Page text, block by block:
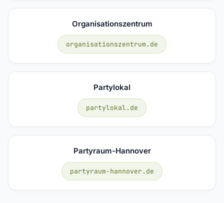
Organisationszentrum
organisationszentrum.de
Partylokal
partylokal.de
Partyraum-Hannover
partyraum-hannover.de